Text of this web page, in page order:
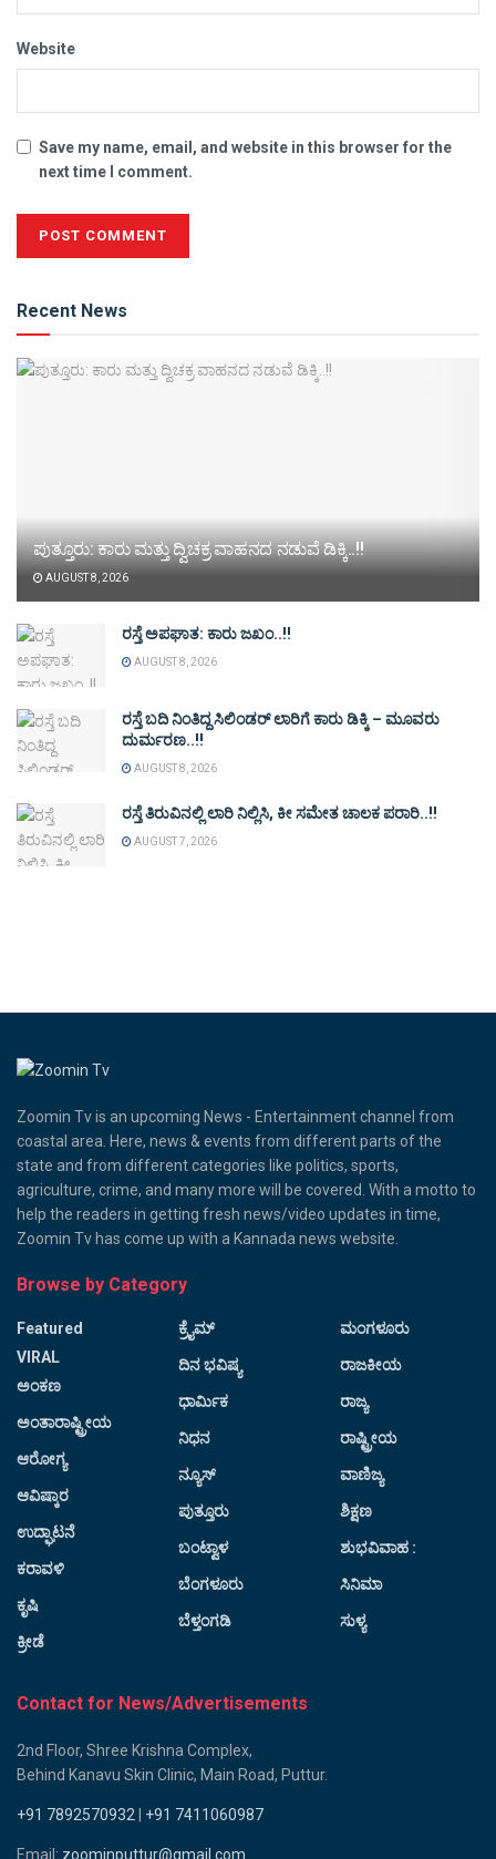
Website
Save my name, email, and website in this browser for the
next time I comment.
Recent News
ಪುತ್ತೂರು: ಕಾರು ಮತ್ತು ದ್ವಿಚಕ್ರ ವಾಹನದ ನಡುವೆ ಡಿಕ್ಕಿ..!!
AUGUST 8, 2026
ರಸ್ತೆ ಅಪಘಾತ: ಕಾರು ಜಖಂ..!!
AUGUST 8, 2026
ರಸ್ತೆ ಬದಿ ನಿಂತಿದ್ದ ಸಿಲಿಂಡರ್ ಲಾರಿಗೆ ಕಾರು ಡಿಕ್ಕಿ – ಮೂವರು
ದುರ್ಮರಣ..!!
AUGUST 8, 2026
ರಸ್ತೆ ತಿರುವಿನಲ್ಲಿ ಲಾರಿ ನಿಲ್ಲಿಸಿ, ಕೀ ಸಮೇತ ಚಾಲಕ ಪರಾರಿ..!!
AUGUST 7, 2026
Zoomin Tv is an upcoming News - Entertainment channel from
coastal area. Here, news & events from different parts of the
state and from different categories like politics, sports,
agriculture, crime, and many more will be covered. With a motto to
help the readers in getting fresh news/video updates in time,
Zoomin Tv has come up with a Kannada news website.
Browse by Category
Featured
VIRAL
ಅಂಕಣ
ಅಂತಾರಾಷ್ಟ್ರೀಯ
ಆರೋಗ್ಯ
ಆವಿಷ್ಕಾರ
ಉದ್ಘಾಟನೆ
ಕರಾವಳಿ
ಕೃಷಿ
ಕ್ರೀಡೆ
ಕ್ರೈಮ್
ದಿನ ಭವಿಷ್ಯ
ಧಾರ್ಮಿಕ
ನಿಧನ
ನ್ಯೂಸ್
ಪುತ್ತೂರು
ಬಂಟ್ವಾಳ
ಬೆಂಗಳೂರು
ಬೆಳ್ತಂಗಡಿ
ಮಂಗಳೂರು
ರಾಜಕೀಯ
ರಾಜ್ಯ
ರಾಷ್ಟ್ರೀಯ
ವಾಣಿಜ್ಯ
ಶಿಕ್ಷಣ
ಶುಭವಿವಾಹ :
ಸಿನಿಮಾ
ಸುಳ್ಯ
Contact for News/Advertisements
2nd Floor, Shree Krishna Complex,
Behind Kanavu Skin Clinic, Main Road, Puttur.
+91 7892570932 +91 7411060987
Email: zoominputtur@gmail.com